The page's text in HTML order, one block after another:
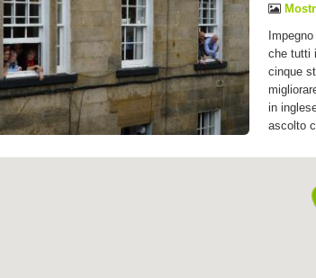
che tutti
cinque
in
ascolto